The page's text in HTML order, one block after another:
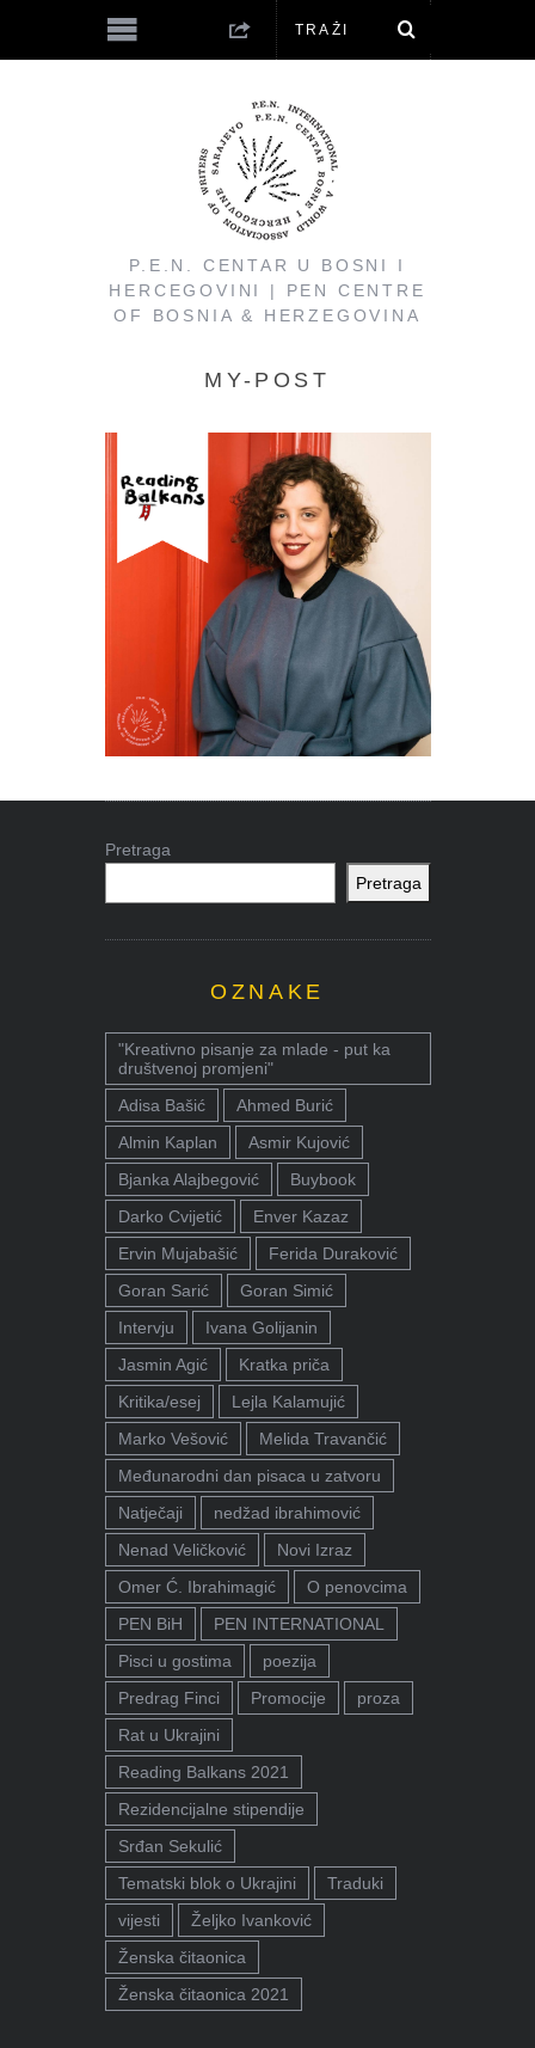
P.E.N. CENTAR U BOSNI I
HERCEGOVINI | PEN CENTRE
OF BOSNIA & HERZEGOVINA
MY-POST
Pretraga
Pretraga
OZNAKE
"Kreativno pisanje za mlade - put ka
društvenoj promjeni"
Adisa Bašić
Ahmed Burić
Almin Kaplan
Asmir Kujović
Bjanka Alajbegović
Buybook
Darko Cvijetić
Enver Kazaz
Ervin Mujabašić
Ferida Duraković
Goran Sarić
Goran Simić
Intervju
Ivana Golijanin
Jasmin Agić
Kratka priča
Kritika/esej
Lejla Kalamujić
Marko Vešović
Melida Travančić
Međunarodni dan pisaca u zatvoru
Natječaji
nedžad ibrahimović
Nenad Veličković
Novi Izraz
Omer Ć. Ibrahimagić
O penovcima
PEN BiH
PEN INTERNATIONAL
Pisci u gostima
poezija
Predrag Finci
Promocije
proza
Rat u Ukrajini
Reading Balkans 2021
Rezidencijalne stipendije
Srđan Sekulić
Tematski blok o Ukrajini
Traduki
vijesti
Željko Ivanković
Ženska čitaonica
Ženska čitaonica 2021